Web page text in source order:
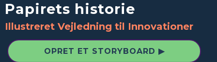
Papirets historie
Illustreret Vejledning til Innovationer
OPRET ET STORYBOARD ▶